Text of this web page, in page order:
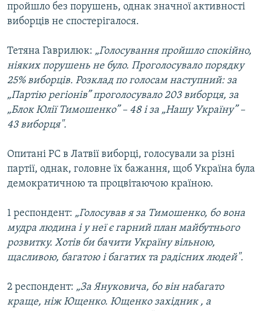
ДОЛУЧАЙСЯ!
Усі сайти RFE/RL
пройшло без порушень, однак значної активності
виборців не спостерігалося.
Тетяна Гаврилюк: „Голосування пройшло спокійно,
ніяких порушень не було. Проголосувало порядку
25% виборців. Розклад по голосам наступний: за
„Партію регіонів” проголосувало 203 виборця, за
„Блок Юлії Тимошенко” – 48 і за „Нашу Україну” –
43 виборця".
Опитані РС в Латвії виборці, голосували за різні
партії, однак, головне їх бажання, щоб Україна була
демократичною та процвітаючою країною.
1 респондент: „Голосував я за Тимошенко, бо вона
мудра людина і у неї є гарний план майбутнього
розвитку. Хотів би бачити Україну вільною,
щасливою, багатою і багатих та радісних людей".
2 респондент: „За Януковича, бо він набагато
краще, ніж Ющенко. Ющенко західник , а